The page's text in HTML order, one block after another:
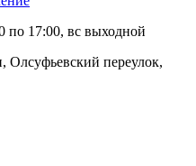
по 17:00, вс выходной
переулок,